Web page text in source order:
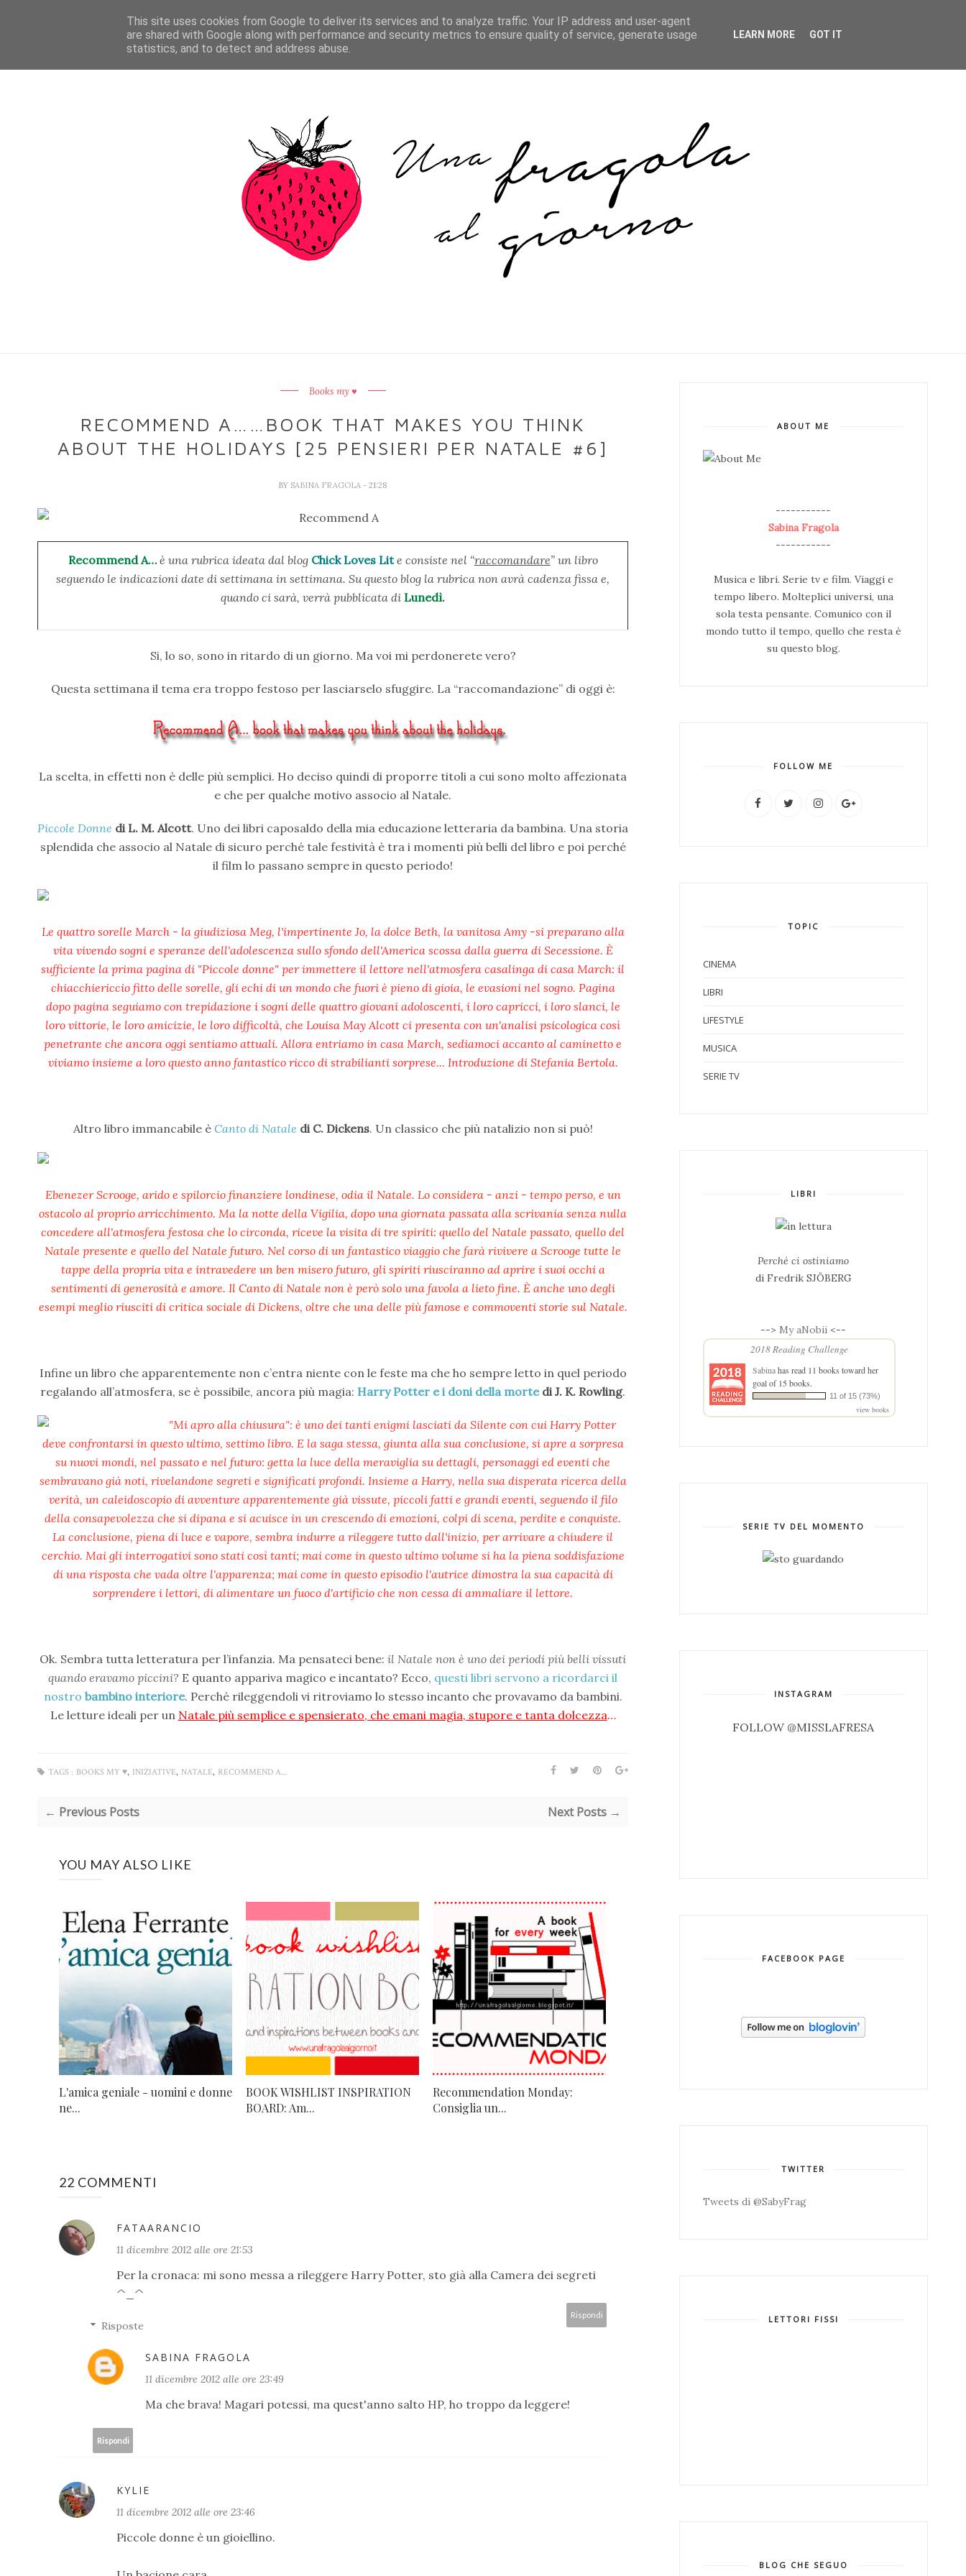
HOME ABOUT ME COOKIE POLICY CONTATTI
Books my ♥
RECOMMEND A……BOOK THAT MAKES YOU THINK
ABOUT THE HOLIDAYS [25 PENSIERI PER NATALE #6]
BY SABINA FRAGOLA - 21:28
Recommend A…è una rubrica ideata dal blog Chick Loves Lite consiste nel “raccomandare” un libro
seguendo le indicazioni date di settimana in settimana. Su questo blog la rubrica non avrà cadenza fissa e,
quando ci sarà, verrà pubblicata diLunedì.
Si, lo so, sono in ritardo di un giorno. Ma voi mi perdonerete vero?
Questa settimana il tema era troppo festoso per lasciarselo sfuggire. La “raccomandazione” di oggi è:
La scelta, in effetti non è delle più semplici. Ho deciso quindi di proporre titoli a cui sono molto affezionata
e che per qualche motivo associo al Natale.
Piccole Donne di L. M. Alcott. Uno dei libri caposaldo della mia educazione letteraria da bambina. Una storia
splendida che associo al Natale di sicuro perché tale festività è tra i momenti più belli del libro e poi perché
il film lo passano sempre in questo periodo!
Le quattro sorelle March - la giudiziosa Meg, l'impertinente Jo, la dolce Beth, la vanitosa Amy -si preparano alla
vita vivendo sogni e speranze dell'adolescenza sullo sfondo dell'America scossa dalla guerra di Secessione. È
sufficiente la prima pagina di "Piccole donne" per immettere il lettore nell'atmosfera casalinga di casa March: il
chiacchiericcio fitto delle sorelle, gli echi di un mondo che fuori è pieno di gioia, le evasioni nel sogno. Pagina
dopo pagina seguiamo con trepidazione i sogni delle quattro giovani adoloscenti, i loro capricci, i loro slanci, le
loro vittorie, le loro amicizie, le loro difficoltà, che Louisa May Alcott ci presenta con un'analisi psicologica così
penetrante che ancora oggi sentiamo attuali. Allora entriamo in casa March, sediamoci accanto al caminetto e
viviamo insieme a loro questo anno fantastico ricco di strabilianti sorprese... Introduzione di Stefania Bertola.
Altro libro immancabile è Canto di Natale di C. Dickens. Un classico che più natalizio non si può!
Ebenezer Scrooge, arido e spilorcio finanziere londinese, odia il Natale. Lo considera - anzi - tempo perso, e un
ostacolo al proprio arricchimento. Ma la notte della Vigilia, dopo una giornata passata alla scrivania senza nulla
concedere all'atmosfera festosa che lo circonda, riceve la visita di tre spiriti: quello del Natale passato, quello del
Natale presente e quello del Natale futuro. Nel corso di un fantastico viaggio che farà rivivere a Scrooge tutte le
tappe della propria vita e intravedere un ben misero futuro, gli spiriti riusciranno ad aprire i suoi occhi a
sentimenti di generosità e amore. Il Canto di Natale non è però solo una favola a lieto fine. È anche uno degli
esempi meglio riusciti di critica sociale di Dickens, oltre che una delle più famose e commoventi storie sul Natale.
Infine un libro che apparentemente non c’entra niente con le feste ma che ho sempre letto in quel periodo
regalando all’atmosfera, se è possibile, ancora più magia: Harry Potter e i doni della morte di J. K. Rowling.
"Mi apro alla chiusura": è uno dei tanti enigmi lasciati da Silente con cui Harry Potter
deve confrontarsi in questo ultimo, settimo libro. E la saga stessa, giunta alla sua conclusione, si apre a sorpresa
su nuovi mondi, nel passato e nel futuro: getta la luce della meraviglia su dettagli, personaggi ed eventi che
sembravano già noti, rivelandone segreti e significati profondi. Insieme a Harry, nella sua disperata ricerca della
verità, un caleidoscopio di avventure apparentemente già vissute, piccoli fatti e grandi eventi, seguendo il filo
della consapevolezza che si dipana e si acuisce in un crescendo di emozioni, colpi di scena, perdite e conquiste.
La conclusione, piena di luce e vapore, sembra indurre a rileggere tutto dall'inizio, per arrivare a chiudere il
cerchio. Mai gli interrogativi sono stati così tanti; mai come in questo ultimo volume si ha la piena soddisfazione
di una risposta che vada oltre l'apparenza; mai come in questo episodio l'autrice dimostra la sua capacità di
sorprendere i lettori, di alimentare un fuoco d'artificio che non cessa di ammaliare il lettore.
Ok. Sembra tutta letteratura per l’infanzia. Ma pensateci bene:il Natale non è uno dei periodi più belli vissuti
quando eravamo piccini? E quanto appariva magico e incantato? Ecco, questi libri servono a ricordarci il
nostro bambino interiore. Perché rileggendoli vi ritroviamo lo stesso incanto che provavamo da bambini.
Le letture ideali per un Natale più semplice e spensierato, che emani magia, stupore e tanta dolcezza…
TAGS : BOOKS MY ♥, INIZIATIVE, NATALE, RECOMMEND A...
← Previous Posts Next Posts →
YOU MAY ALSO LIKE
L'amica geniale - uomini e donne
ne...
BOOK WISHLIST INSPIRATION
BOARD: Am...
Recommendation Monday:
Consiglia un...
22 COMMENTI
FATAARANCIO
11 dicembre 2012 alle ore 21:53
Per la cronaca: mi sono messa a rileggere Harry Potter, sto già alla Camera dei segreti
^_^
Rispondi
Risposte
SABINA FRAGOLA
11 dicembre 2012 alle ore 23:49
Ma che brava! Magari potessi, ma quest'anno salto HP, ho troppo da leggere!
Rispondi
KYLIE
11 dicembre 2012 alle ore 23:46
Piccole donne è un gioiellino.
ABOUT ME
-----------
Sabina Fragola
-----------
Musica e libri. Serie tv e film. Viaggi e
tempo libero. Molteplici universi, una
sola testa pensante. Comunico con il
mondo tutto il tempo, quello che resta è
su questo blog.
FOLLOW ME
TOPIC
CINEMA
LIBRI
LIFESTYLE
MUSICA
SERIE TV
LIBRI
Perché ci ostiniamo
di Fredrik SJÖBERG
-->My aNobii <--
2018 Reading Challenge
Sabinahas read 11 books toward her
goal of 15 books.
11 of 15 (73%)
view books
SERIE TV DEL MOMENTO
INSTAGRAM
FOLLOW @MISSLAFRESA
FACEBOOK PAGE
TWITTER
Tweets di @SabyFrag
LETTORI FISSI
BLOG CHE SEGUO
This site uses cookies from Google to deliver its services and to analyze traffic. Your IP address and user-agent
are shared with Google along with performance and security metrics to ensure quality of service, generate usage
statistics, and to detect and address abuse.
LEARN MORE GOT IT